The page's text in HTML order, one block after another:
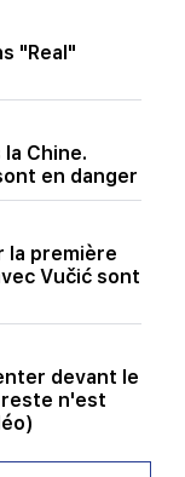
"Real"
Chine.
en danger
la première
Vučić sont
devant le
n'est